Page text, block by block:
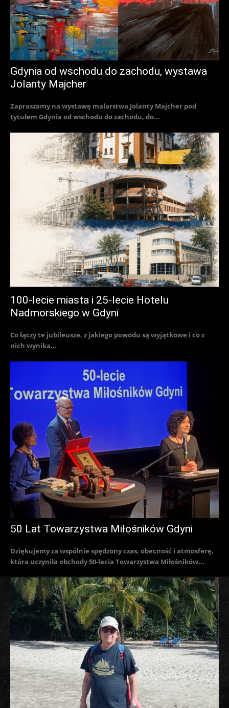
Gdynia od wschodu do zachodu, wystawa
Jolanty Majcher
Zapraszamy na wystawę malarstwa Jolanty Majcher pod
tytułem Gdynia od wschodu do zachodu, do...
100-lecie miasta i 25-lecie Hotelu
Nadmorskiego w Gdyni
Co łączy te jubileusze, z jakiego powodu są wyjątkowe i co z
nich wynika...
50 Lat Towarzystwa Miłośników Gdyni
Dziękujemy za wspólnie spędzony czas, obecność i atmosferę,
która uczyniła obchody 50-lecia Towarzystwa Miłośników...